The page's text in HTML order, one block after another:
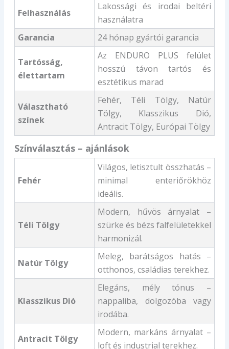
Felhasználás
Lakossági és irodai beltéri
használatra
Garancia
24 hónap gyártói garancia
Tartósság,
élettartam
Az ENDURO PLUS felület
hosszú távon tartós és
esztétikus marad
Választható
színek
Fehér, Téli Tölgy, Natúr
Tölgy, Klasszikus Dió,
Antracit Tölgy, Európai Tölgy
Színválasztás – ajánlások
Fehér
Világos, letisztult összhatás –
minimal enteriőrökhöz
ideális.
Téli Tölgy
Modern, hűvös árnyalat –
szürke és bézs falfelületekkel
harmonizál.
Natúr Tölgy
Meleg, barátságos hatás –
otthonos, családias terekhez.
Klasszikus Dió
Elegáns, mély tónus –
nappaliba, dolgozóba vagy
irodába.
Antracit Tölgy
Modern, markáns árnyalat –
loft és industrial terekhez.